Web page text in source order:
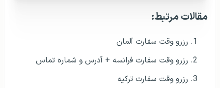
مقالات مرتبط:
رزرو وقت سفارت آلمان
رزرو وقت سفارت فرانسه + آدرس و شماره تماس
رزرو وقت سفارت ترکیه